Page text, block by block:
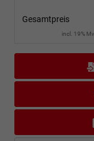
Gesamtpreis
incl. 19%